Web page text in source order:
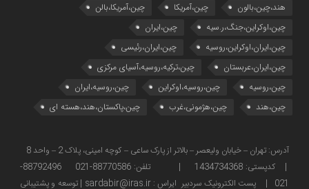
هند،چین،بالون
چین،آمریکا
چین،آمریکا،بالن
چین،اوکراین،جنگ،ر.سیه
چین،ایران
چین،ایران،اوکراین،روسیه
چین،ایران،رئیسی
چین،ایران،عربستان
چین،ترکیه،روسیه،آسیای مرکزی
چین،روسیه
چین،روسیه،اوکراین
چین،روسیه،ایران
چین،هند
چین،هژمونی،غرب چین،پاکستان،هند،هسته ای
| کدپستی: 1434734368 | تلفن: 88770586-021 88792496-
021 | پست الکترونیک سردبیر ایراس : sardabir@iras.ir |
توسعه و پشتیبانی